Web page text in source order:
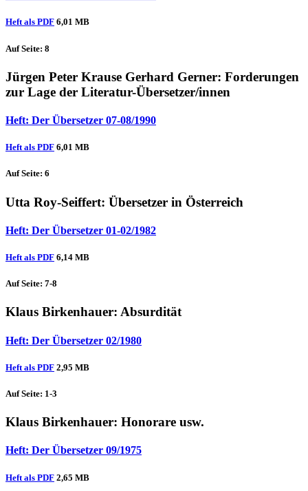
Heft als PDF 6,01 MB
Auf Seite: 8
Jürgen Peter Krause Gerhard Gerner: Forderungen
zur Lage der Literatur-Übersetzer/innen
Heft: Der Übersetzer 07-08/1990
Heft als PDF 6,01 MB
Auf Seite: 6
Utta Roy-Seiffert: Übersetzer in Österreich
Heft: Der Übersetzer 01-02/1982
Heft als PDF 6,14 MB
Auf Seite: 7-8
Klaus Birkenhauer: Absurdität
Heft: Der Übersetzer 02/1980
Heft als PDF 2,95 MB
Auf Seite: 1-3
Klaus Birkenhauer: Honorare usw.
Heft: Der Übersetzer 09/1975
Heft als PDF 2,65 MB